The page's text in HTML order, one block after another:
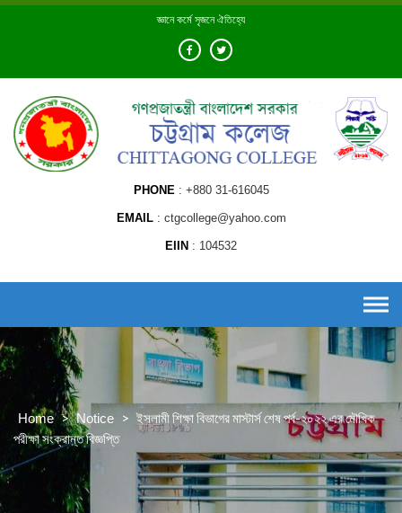
Skip
জ্ঞানে কর্মে সৃজনে ঐতিহ্যে
PHONE +880 31-616045
EMAIL ctgcollege@yahoo.com
EIIN 104532
Home > Notice > ইসলামী শিক্ষা বিভাগের মাস্টার্স শেষ পর্ব-২০২২ এর মৌখিক
পরীক্ষা সংক্রান্ত বিজ্ঞপ্তি